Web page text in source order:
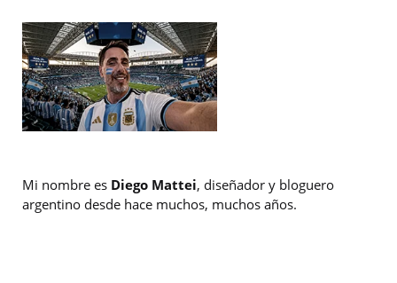
Mi nombre es Diego Mattei, diseñador y bloguero
argentino desde hace muchos, muchos años.